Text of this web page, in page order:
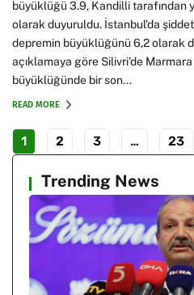
büyüklüğü 3.9, Kandilli tarafından
olarak duyuruldu. İstanbul’da
depremin büyüklüğünü 6,2 olarak
açıklamaya göre Silivri’de
büyüklüğünde bir son...
READ MORE
1 2 3 … 23
Trending News